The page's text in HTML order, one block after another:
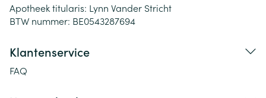
Apotheek titularis: Lynn Vander Stricht
BTW nummer: BE0543287694
Klantenservice
FAQ